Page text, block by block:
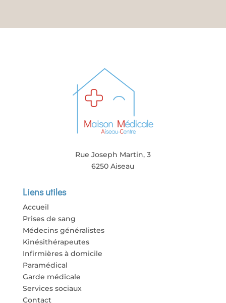
Rue Joseph Martin, 3
6250 Aiseau
Liens utiles
Accueil
Prises de sang
Médecins généralistes
Kinésithérapeutes
Infirmières à domicile
Paramédical
Garde médicale
Services sociaux
Contact